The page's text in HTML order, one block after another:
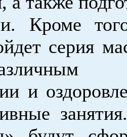
Кроме
серия
и